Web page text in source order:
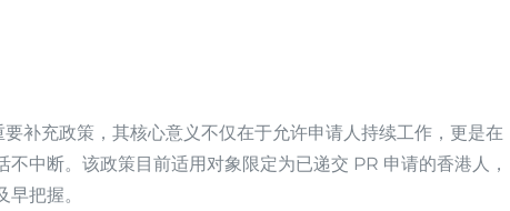
补充政策，其核心意义不仅在于允许申请人持续工作，更是在
中断。该政策目前适用对象限定为已递交 PR 申请的香港人，
早把握。